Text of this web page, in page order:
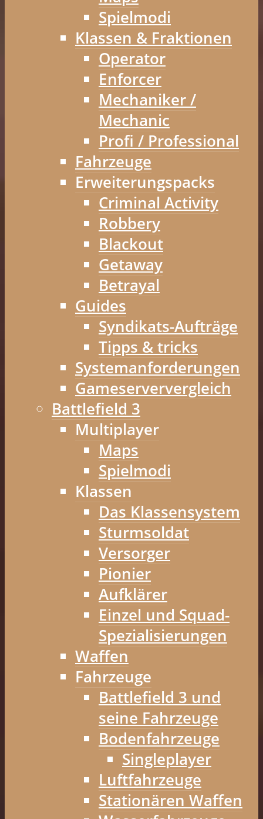
Spielmodi
Klassen & Fraktionen
Operator
Enforcer
Mechaniker /
Mechanic
Profi / Professional
Fahrzeuge
Erweiterungspacks
Criminal Activity
Robbery
Blackout
Getaway
Betrayal
Guides
Syndikats-Aufträge
Tipps & tricks
Systemanforderungen
Gameserververgleich
Battlefield 3
Multiplayer
Maps
Spielmodi
Klassen
Das Klassensystem
Sturmsoldat
Versorger
Pionier
Aufklärer
Einzel und Squad-
Spezialisierungen
Waffen
Fahrzeuge
Battlefield 3 und
seine Fahrzeuge
Bodenfahrzeuge
Singleplayer
Luftfahrzeuge
Stationären Waffen